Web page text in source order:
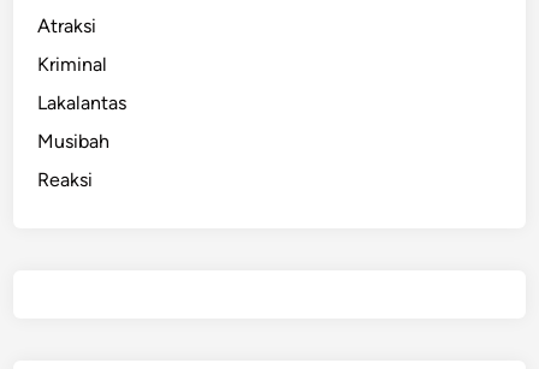
Atraksi
Kriminal
Lakalantas
Musibah
Reaksi